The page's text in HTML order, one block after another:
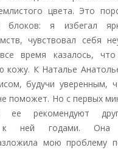
цвета. Это
блоков: я избегал
чувствовал себя
время казалось,
кожу. К Наталье
будучи уверенным,
поможет. Но с первых
ее рекомендуют
к ней годами. Она
мою проблему